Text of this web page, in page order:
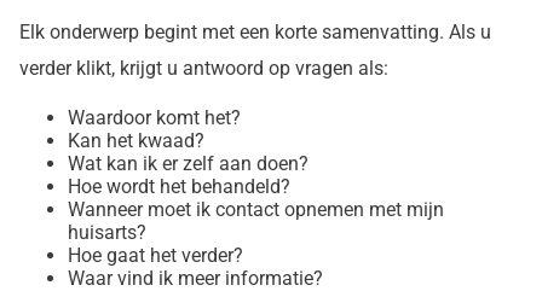
Elk onderwerp begint met een korte samenvatting. Als u
verder klikt, krijgt u antwoord op vragen als:
Waardoor komt het?
Kan het kwaad?
Wat kan ik er zelf aan doen?
Hoe wordt het behandeld?
Wanneer moet ik contact opnemen met mijn
huisarts?
Hoe gaat het verder?
Waar vind ik meer informatie?